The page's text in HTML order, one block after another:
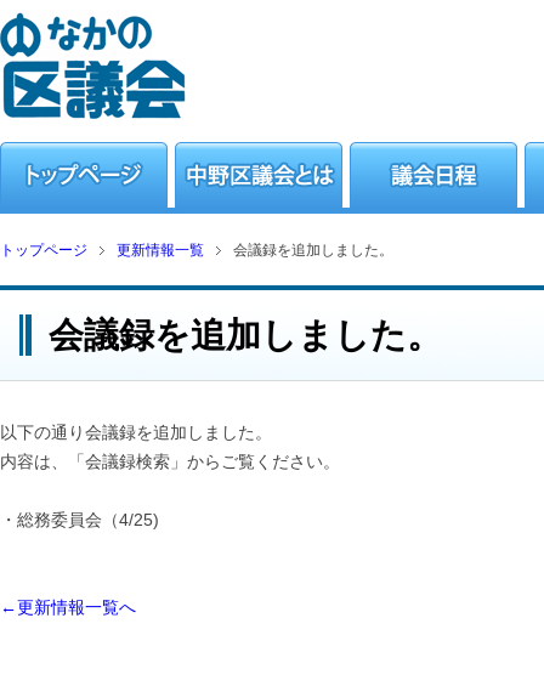
トップページ 更新情報一覧 会議録を追加しました。
会議録を追加しました。
以下の通り会議録を追加しました。
内容は、「会議録検索」からご覧ください。
・総務委員会（4/25)
←更新情報一覧へ